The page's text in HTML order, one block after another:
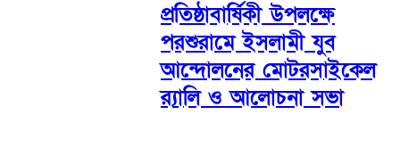
প্রতিষ্ঠাবার্ষিকী উপলক্ষে
পরশুরামে ইসলামী যুব
আন্দোলনের মোটরসাইকেল
র‌্যালি ও আলোচনা সভা